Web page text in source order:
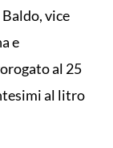
vice
e
al 25
al litro